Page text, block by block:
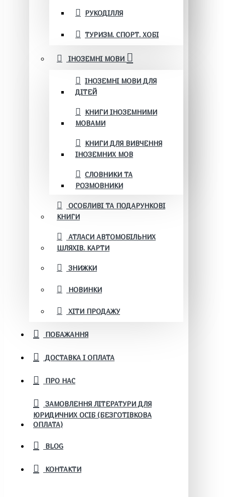
РУКОДІЛЛЯ
ТУРИЗМ. СПОРТ. ХОБІ
ІНОЗЕМНІ МОВИ
ІНОЗЕМНІ МОВИ ДЛЯ
ДІТЕЙ
КНИГИ ІНОЗЕМНИМИ
МОВАМИ
КНИГИ ДЛЯ ВИВЧЕННЯ
ІНОЗЕМНИХ МОВ
СЛОВНИКИ ТА
РОЗМОВНИКИ
ОСОБЛИВІ ТА ПОДАРУНКОВІ
КНИГИ
АТЛАСИ АВТОМОБІЛЬНИХ
ШЛЯХІВ. КАРТИ
ЗНИЖКИ
НОВИНКИ
ХІТИ ПРОДАЖУ
ПОБАЖАННЯ
ДОСТАВКА І ОПЛАТА
ПРО НАС
ЗАМОВЛЕННЯ ЛІТЕРАТУРИ ДЛЯ
ЮРИДИЧНИХ ОСІБ (БЕЗГОТІВКОВА
ОПЛАТА)
BLOG
КОНТАКТИ